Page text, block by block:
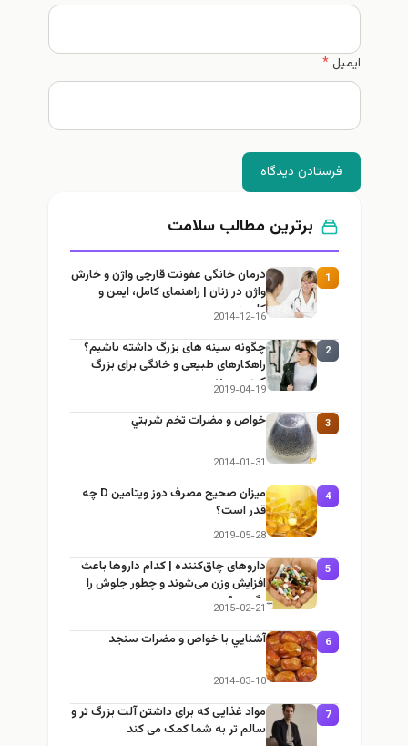
ایمیل*
فرستادن دیدگاه
برترین مطالب سلامت
1
درمان خانگی عفونت قارچی واژن و خارش
واژن در زنان | راهنمای کامل، ایمن و
کاربردی
2014-12-16
2
چگونه سینه های بزرگ داشته باشیم؟
راهکارهای طبیعی و خانگی برای بزرگ
کردن سینه
2019-04-19
3 خواص و مضرات تخم شربتي
2014-01-31
4
میزان صحیح مصرف دوز ویتامین D چه
قدر است؟
2019-05-28
5
داروهای چاق‌کننده | کدام داروها باعث
افزایش وزن می‌شوند و چطور جلوش را
بگیریم؟
2015-02-21
6 آشنايي با خواص و مضرات سنجد
2014-03-10
7
مواد غذایی که برای داشتن آلت بزرگ تر و
سالم تر به شما کمک می کند